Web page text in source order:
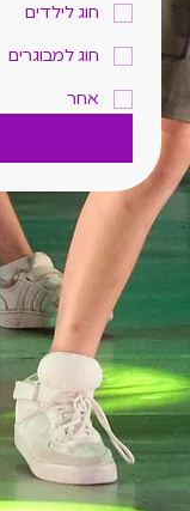
חוג לילדים
חוג למבוגרים
אחר